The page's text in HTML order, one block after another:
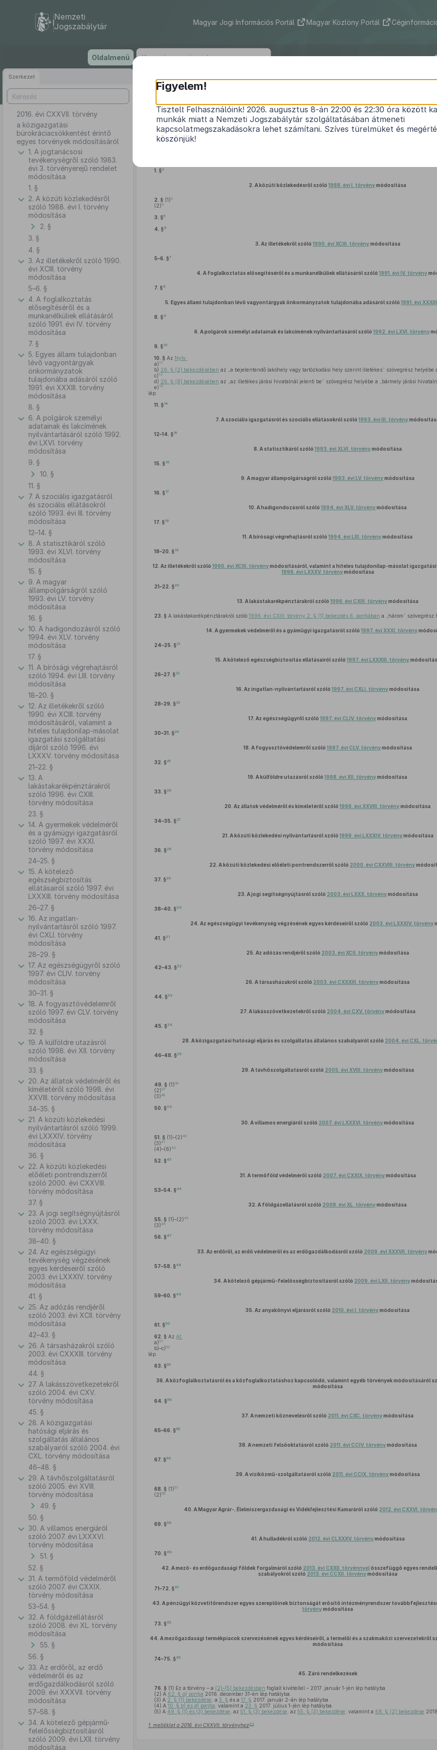
tartalomra
Nemzeti
Jogszabálytár
Magyar Jogi Információs Portál Magyar Közlöny Portál
Oldalmenü
Szerkezet
2016. évi CXXVII. törvény
a közigazgatási
bürokráciacsökkentést érintő
egyes törvények módosításáról
1. A jogtanácsosi
tevékenységről szóló 1983.
évi 3. törvényerejű rendelet
módosítása
1. §
2. A közúti közlekedésről
szóló 1988. évi I. törvény
módosítása
2. §
3. §
4. §
3. Az illetékekről szóló 1990.
évi XCIII. törvény
módosítása
5–6. §
4. A foglalkoztatás
elősegítéséről és a
munkanélküliek ellátásáról
szóló 1991. évi IV. törvény
módosítása
7. §
5. Egyes állami tulajdonban
lévő vagyontárgyak
önkormányzatok
tulajdonába adásáról szóló
1991. évi XXXIII. törvény
módosítása
8. §
6. A polgárok személyi
adatainak és lakcímének
nyilvántartásáról szóló 1992.
évi LXVI. törvény
módosítása
9. §
10. §
11. §
7. A szociális igazgatásról
és szociális ellátásokról
szóló 1993. évi III. törvény
módosítása
12–14. §
8. A statisztikáról szóló
1993. évi XLVI. törvény
módosítása
15. §
9. A magyar
állampolgárságról szóló
1993. évi LV. törvény
módosítása
16. §
10. A hadigondozásról szóló
1994. évi XLV. törvény
módosítása
17. §
11. A bírósági végrehajtásról
szóló 1994. évi LIII. törvény
módosítása
18–20. §
12. Az illetékekről szóló
1990. évi XCIII. törvény
módosításáról, valamint a
hiteles tulajdonilap-másolat
igazgatási szolgáltatási
díjáról szóló 1996. évi
LXXXV. törvény módosítása
21–22. §
13. A
lakástakarékpénztárakról
szóló 1996. évi CXIII.
törvény módosítása
23. §
14. A gyermekek védelméről
és a gyámügyi igazgatásról
szóló 1997. évi XXXI.
törvény módosítása
24–25. §
15. A kötelező
egészségbiztosítás
ellátásairól szóló 1997. évi
LXXXIII. törvény módosítása
26–27. §
16. Az ingatlan-
nyilvántartásról szóló 1997.
évi CXLI. törvény
módosítása
28–29. §
17. Az egészségügyről szóló
1997. évi CLIV. törvény
módosítása
30–31. §
18. A fogyasztóvédelemről
szóló 1997. évi CLV. törvény
módosítása
32. §
19. A külföldre utazásról
szóló 1998. évi XII. törvény
módosítása
33. §
20. Az állatok védelméről és
kíméletéről szóló 1998. évi
XXVIII. törvény módosítása
34–35. §
21. A közúti közlekedési
nyilvántartásról szóló 1999.
évi LXXXIV. törvény
módosítása
36. §
22. A közúti közlekedési
előéleti pontrendszerről
szóló 2000. évi CXXVIII.
törvény módosítása
37. §
23. A jogi segítségnyújtásról
szóló 2003. évi LXXX.
törvény módosítása
38–40. §
24. Az egészségügyi
tevékenység végzésének
egyes kérdéseiről szóló
2003. évi LXXXIV. törvény
módosítása
41. §
25. Az adózás rendjéről
szóló 2003. évi XCII. törvény
módosítása
42–43. §
26. A társasházakról szóló
2003. évi CXXXIII. törvény
módosítása
44. §
27. A lakásszövetkezetekről
szóló 2004. évi CXV.
törvény módosítása
45. §
28. A közigazgatási
hatósági eljárás és
szolgáltatás általános
szabályairól szóló 2004. évi
CXL. törvény módosítása
46–48. §
29. A távhőszolgáltatásról
szóló 2005. évi XVIII.
törvény módosítása
49. §
50. §
30. A villamos energiáról
szóló 2007. évi LXXXVI.
törvény módosítása
51. §
52. §
31. A termőföld védelméről
szóló 2007. évi CXXIX.
törvény módosítása
53–54. §
32. A földgázellátásról
szóló 2008. évi XL. törvény
módosítása
55. §
56. §
33. Az erdőről, az erdő
védelméről és az
erdőgazdálkodásról szóló
2009. évi XXXVII. törvény
módosítása
57–58. §
34. A kötelező gépjármű-
felelősségbiztosításról
szóló 2009. évi LXII. törvény
módosítása
2016. évi CXXVII. törvény
a közigazgatási bürokráciacsökkentést érintő egyes törvények
Hatályos: 2017. 07. 01. – 2017. 07. 01.
1. §2
2. A közúti közlekedésről szóló1988. évi I. törvénymódosítása
2. § (1) 3
(2)4
3. §5
4. § 6
3. Az illetékekről szóló 1990. évi XCIII. törvénymódosítása
5–6. §7
4. A foglalkoztatás elősegítéséről és a munkanélküliek ellátásáról szóló1991. évi IV. törvény
7. § 8
5. Egyes állami tulajdonban lévő vagyontárgyak önkormányzatok tulajdonába adásáról szóló 1991. évi
8. § 9
6. A polgárok személyi adatainak és lakcímének nyilvántartásáról szóló1992. évi LXVI. törvény
9. § 10
10. § Az Nytv.
a) 11
b) 26. § (2) bekezdésében az „a bejelentendő lakóhely vagy tartózkodási hely szerint illetékes” szövegrész helyébe
c) 12
d) 26. § (8) bekezdésében az „az illetékes járási hivatalnál jelenti be” szövegrész helyébe a „bármely járási
e) 13
lép.
11. § 14
7. A szociális igazgatásról és szociális ellátásokról szóló1993. évi III. törvény
12–14. § 15
8. A statisztikáról szóló 1993. évi XLVI. törvénymódosítása
15. § 16
9. A magyar állampolgárságról szóló 1993. évi LV. törvénymódosítása
16. § 17
10. A hadigondozásról szóló 1994. évi XLV. törvénymódosítása
17. § 18
11. A bírósági végrehajtásról szóló1994. évi LIII. törvénymódosítása
18–20. § 19
12. Az illetékekről szóló 1990. évi XCIII. törvénymódosításáról, valamint a hiteles tulajdonilap-másolat
1996. évi LXXXV. törvénymódosítása
21–22. §20
13. A lakástakarékpénztárakról szóló 1996. évi CXIII. törvénymódosítása
23. § A lakástakarékpénztárakról szóló 1996. évi CXIII. törvény 2. § (1) bekezdés 6. pontjában a „három” szövegrész
14. A gyermekek védelméről és a gyámügyi igazgatásról szóló1997. évi XXXI. törvény
24–25. §21
15. A kötelező egészségbiztosítás ellátásairól szóló 1997. évi LXXXIII. törvény
26–27. §22
16. Az ingatlan-nyilvántartásról szóló 1997. évi CXLI. törvénymódosítása
28–29. §23
17. Az egészségügyről szóló 1997. évi CLIV. törvénymódosítása
30–31. §24
18. A fogyasztóvédelemről szóló 1997. évi CLV. törvénymódosítása
32. §25
19. A külföldre utazásról szóló1998. évi XII. törvénymódosítása
33. §26
20. Az állatok védelméről és kíméletéről szóló1998. évi XXVIII. törvénymódosítása
34–35. §27
21. A közúti közlekedési nyilvántartásról szóló 1999. évi LXXXIV. törvénymódosítása
36. §28
22. A közúti közlekedési előéleti pontrendszerről szóló 2000. évi CXXVIII. törvény
37. §29
23. A jogi segítségnyújtásról szóló 2003. évi LXXX. törvénymódosítása
38–40. §30
24. Az egészségügyi tevékenység végzésének egyes kérdéseiről szóló 2003. évi LXXXIV. törvény
41. §31
25. Az adózás rendjéről szóló 2003. évi XCII. törvénymódosítása
42–43. §32
26. A társasházakról szóló 2003. évi CXXXIII. törvénymódosítása
44. §33
27. A lakásszövetkezetekről szóló 2004. évi CXV. törvénymódosítása
45. §34
28. A közigazgatási hatósági eljárás és szolgáltatás általános szabályairól szóló 2004. évi CXL.
46–48. §35
29. A távhőszolgáltatásról szóló 2005. évi XVIII. törvénymódosítása
49. § (1) 36
(2) 37
(3) 38
50. §39
30. A villamos energiáról szóló 2007. évi LXXXVI. törvénymódosítása
51. § (1)–(2)40
(3)41
(4)–(6)42
52. §43
31. A termőföld védelméről szóló 2007. évi CXXIX. törvénymódosítása
53–54. §44
32. A földgázellátásról szóló 2008. évi XL. törvénymódosítása
55. § (1)–(2)45
(3)46
56. §47
33. Az erdőről, az erdő védelméről és az erdőgazdálkodásról szóló 2009. évi XXXVII. törvény
57–58. §48
34. A kötelező gépjármű-felelősségbiztosításról szóló 2009. évi LXII. törvény
59–60. §49
35. Az anyakönyvi eljárásról szóló 2010. évi I. törvénymódosítása
61. §50
62. § Az At.
a)51
b)–c)52
lép.
63. §53
36. A közfoglalkoztatásról és a közfoglalkoztatáshoz kapcsolódó, valamint egyéb törvények módosításáról
módosítása
64. §54
37. A nemzeti köznevelésről szóló 2011. évi CXC. törvénymódosítása
65–66. §55
38. A nemzeti felsőoktatásról szóló 2011. évi CCIV. törvénymódosítása
67. §56
39. A víziközmű-szolgáltatásról szóló 2011. évi CCIX. törvénymódosítása
68. § (1)57
(2)58
40. A Magyar Agrár-, Élelmiszergazdasági és Vidékfejlesztési Kamaráról szóló 2012. évi CXXVI.
69. §59
41. A hulladékról szóló 2012. évi CLXXXV. törvénymódosítása
70. § 60
42. A mező- és erdőgazdasági földek forgalmáról szóló 2013. évi CXXII. törvénnyelösszefüggő egyes
szabályokról szóló 2013. évi CCXII. törvénymódosítása
71–72. § 61
43. A pénzügyi közvetítőrendszer egyes szereplőinek biztonságát erősítő intézményrendszer
törvénymódosítása
73. § 62
44. A mezőgazdasági termékpiacok szervezésének egyes kérdéseiről, a termelői és a szakmaközi szervezetekről
módosítása
74–75. § 63
45. Záró rendelkezések
76. § (1) Ez a törvény – a (2)–(5) bekezdésben foglalt kivétellel – 2017. január 1-jén lép hatályba.
(2) A 62. § a) pontja 2016. december 31-én lép hatályba.
(3) A 2. § (1) bekezdése , a 3. § és a 17. § 2017. január 2-án lép hatályba.
(4) A 10. § b) és d) pontja , valamint a 23. § 2017. július 1-jén lép hatályba.
(5) A 49. § (1) és (3) bekezdése , az 51. § (3) bekezdése , az 55. § (3) bekezdése , valamint a 68. § (2) bekezdése
1. melléklet a 2016. évi CXXVII. törvényhez64
Figyelem!
Tisztelt Felhasználóink! 2026. augusztus 8-án 22:00 és 22:30 óra között
munkák miatt a Nemzeti Jogszabálytár szolgáltatásában átmeneti
kapcsolatmegszakadásokra lehet számítani. Szíves türelmüket és
köszönjük!